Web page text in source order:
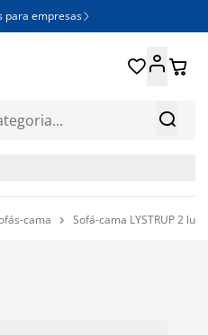
para empresas 

 
cama  Sofá-cama LYSTRUP 2